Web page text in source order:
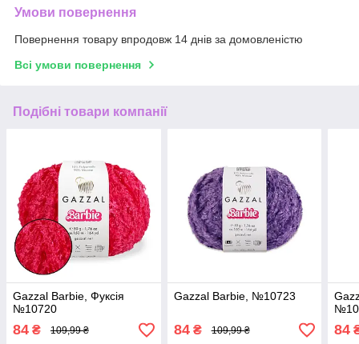
Умови повернення
Повернення товару впродовж 14 днів за домовленістю
Всі умови повернення
Подібні товари компанії
Gazzal Barbie, Фуксія
№10720
84 ₴ 109,99 ₴
Gazzal Barbie, №10723
84₴ 109,99 ₴ 84